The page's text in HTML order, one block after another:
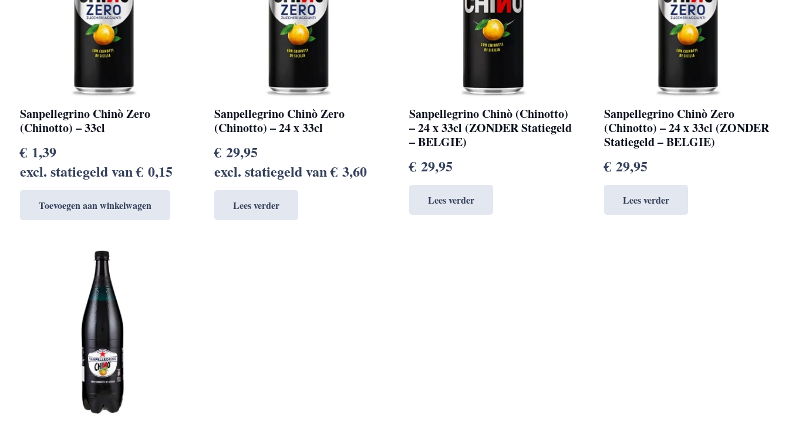
Sanpellegrino Chinò Zero
(Chinotto) – 33cl
€1,39
excl. statiegeld van€0,15
Toevoegen aan winkelwagen
Sanpellegrino Chinò Zero
(Chinotto) – 24 x 33cl
€ 29,95
excl. statiegeld van€ 3,60
Lees verder
Sanpellegrino Chinò (Chinotto)
– 24 x 33cl (ZONDER Statiegeld
– BELGIE)
€ 29,95
Lees verder
Sanpellegrino Chinò Zero
(Chinotto) – 24 x 33cl (ZONDER
Statiegeld – BELGIE)
€29,95
Lees verder